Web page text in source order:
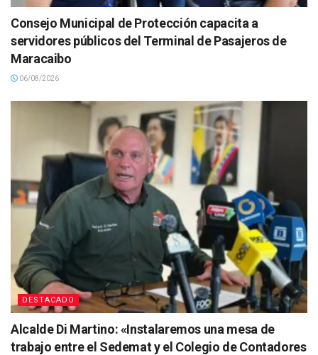
Consejo Municipal de Protección capacita a
servidores públicos del Terminal de Pasajeros de
Maracaibo
06/08/2026
DESTACADO
Alcalde Di Martino: «Instalaremos una mesa de
trabajo entre el Sedemat y el Colegio de Contadores